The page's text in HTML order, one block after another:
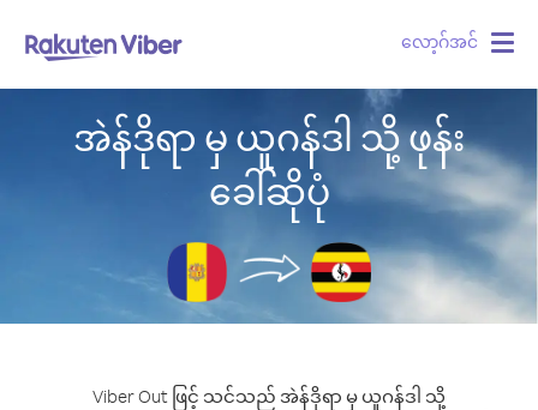
လော့ဂ်အင်
အဲန်ဒိုရာ မှ ယူဂန်ဒါ သို့ ဖုန်း
ခေါ်ဆိုပုံ
Viber Out ဖြင့် သင်သည် အဲန်ဒိုရာ မှ ယူဂန်ဒါ သို့